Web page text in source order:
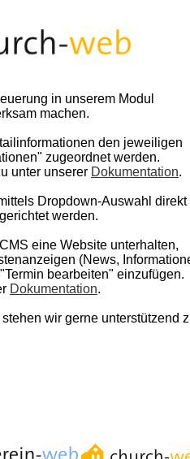
in unserem Modul
machen.
den jeweiligen
zugeordnet werden.
unter unserer Dokumentation.
Dropdown-Auswahl direkt
werden.
eine Website unterhalten,
(News,
bearbeiten" einzufügen.
Dokumentation.
wir gerne unterstützend